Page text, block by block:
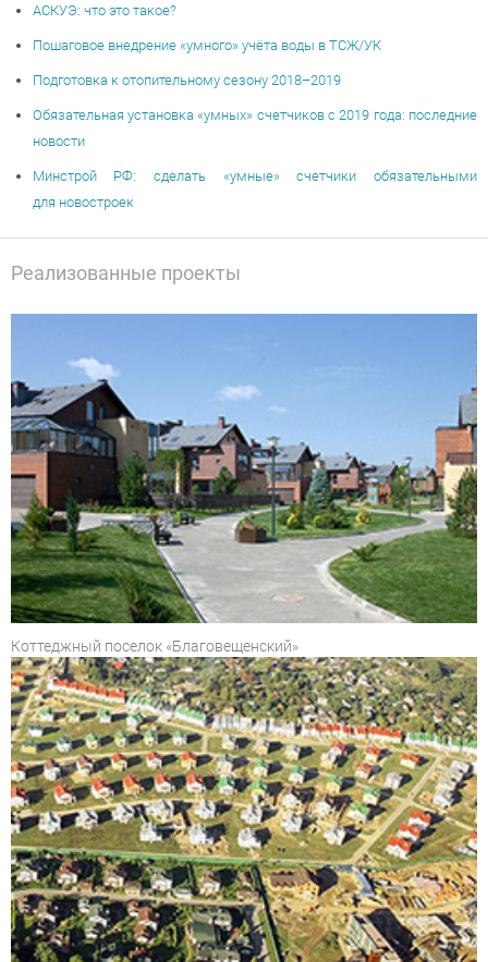
АСКУЭ: что это такое?
Пошаговое внедрение «умного» учёта воды в ТСЖ/УК
Подготовка к отопительному сезону 2018–2019
Обязательная установка «умных» счетчиков c 2019 года: последние
новости
Минстрой РФ: сделать «умные» счетчики обязательными
для новостроек
Реализованные проекты
Коттеджный поселок «Благовещенский»